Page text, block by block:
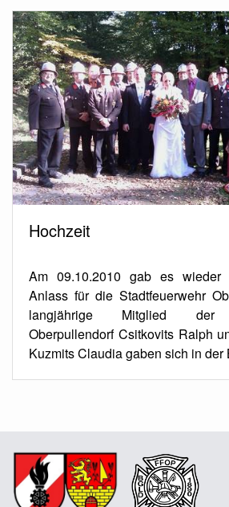
Hochzeit
Am 09.10.2010 gab es wieder
Anlass für die Stadtfeuerwehr
langjährige Mitglied der
Oberpullendorf Csitkovits Ralph
Kuzmits Claudia gaben sich in